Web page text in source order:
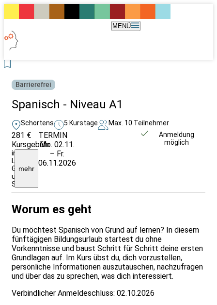
MENÜ
Barrierefrei
Spanisch - Niveau A1
Schortens 5 Kurstage Max. 10 Teilnehmer
281 €
Kursgebühr
inkl.
Lehrbuch,
Getränke
und
Snacks
mehr
TERMIN
Mo. 02.11.
– Fr.
06.11.2026
Anmeldung
möglich
Worum es geht
Du möchtest Spanisch von Grund auf lernen? In diesem
fünftägigen Bildungsurlaub startest du ohne
Vorkenntnisse und baust Schritt für Schritt deine ersten
Grundlagen auf. Im Kurs übst du, dich vorzustellen,
persönliche Informationen auszutauschen, nachzufragen
und über das zu sprechen, was dich interessiert.
Verbindlicher Anmeldeschluss: 02.10.2026